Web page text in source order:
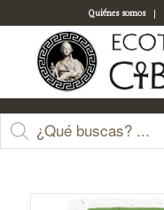
Quiénes somos
Tienda